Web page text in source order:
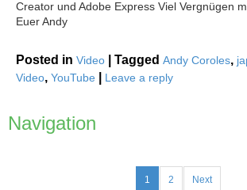
Creator und Adobe Express Viel Vergnügen
Euer Andy
Posted in Video Tagged Andy Coroles,
Video, YouTube Leave a reply
Navigation
1 2 Next